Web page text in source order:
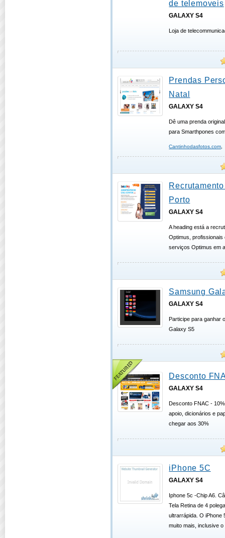
de telemoveis
GALAXY S4
Loja de
Prendas
Natal
GALAXY S4
Dê uma prenda
para Smarthpones
Cantinhodasfotos.com
Porto
GALAXY S4
A heading está a
Optimus, profissionais
serviços Optimus em
Samsung
GALAXY S4
Participe para ganhar
Galaxy S5
Desconto
GALAXY S4
Desconto FNAC -
apoio, dicionários e
chegar aos 30%
iPhone 5C
GALAXY S4
Iphone 5c -Chip A6.
Tela Retina de 4
ultrarrápida. O iPhone
muito mais, inclusive